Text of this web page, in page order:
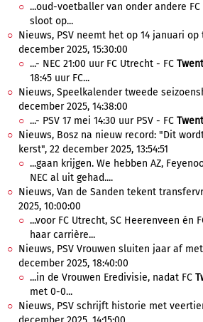
...oud-voetballer van onder andere FC
sloot op...
Nieuws, PSV neemt het op 14 januari op
december 2025, 15:30:00
...- NEC 21:00 uur FC Utrecht - FC
18:45 uur FC...
Nieuws, Speelkalender tweede
december 2025, 14:38:00
...- PSV 17 mei 14:30 uur PSV - FC
Nieuws, Bosz na nieuw record: "Dit
kerst", 22 december 2025, 13:54:51
...gaan krijgen. We hebben AZ,
NEC al uit gehad....
Nieuws, Van de Sanden tekent
2025, 10:00:00
...voor FC Utrecht, SC Heerenveen én
haar carrière...
Nieuws, PSV Vrouwen sluiten jaar af
december 2025, 18:40:00
...in de Vrouwen Eredivisie, nadat FC
met 0-0...
Nieuws, PSV schrijft historie met